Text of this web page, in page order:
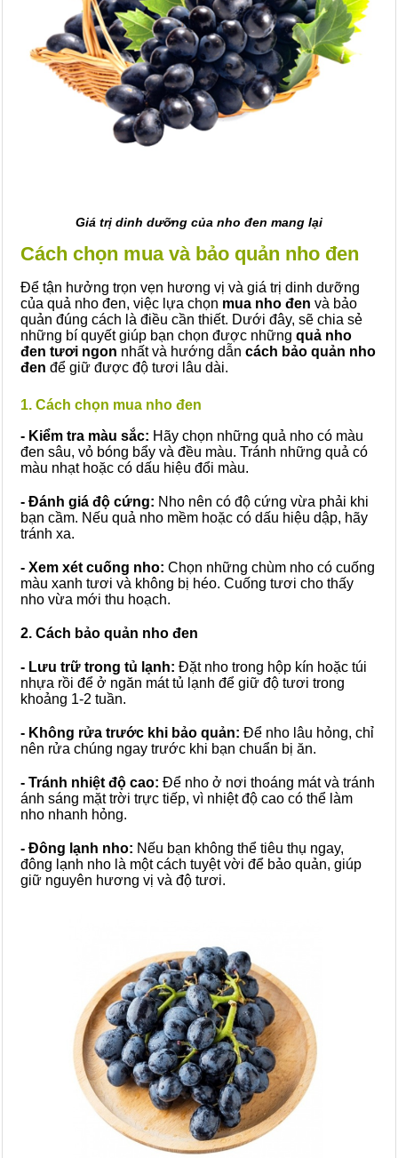
Giá trị dinh dưỡng của nho đen mang lại
Cách chọn mua và bảo quản nho đen
Để tận hưởng trọn vẹn hương vị và giá trị dinh dưỡng
của quả nho đen, việc lựa chọn mua nho đen và bảo
quản đúng cách là điều cần thiết. Dưới đây, sẽ chia sẻ
những bí quyết giúp bạn chọn được những quả nho
đen tươi ngon nhất và hướng dẫn cách bảo quản nho
đen để giữ được độ tươi lâu dài.
1. Cách chọn mua nho đen
- Kiểm tra màu sắc: Hãy chọn những quả nho có màu
đen sâu, vỏ bóng bẩy và đều màu. Tránh những quả có
màu nhạt hoặc có dấu hiệu đổi màu.
- Đánh giá độ cứng: Nho nên có độ cứng vừa phải khi
bạn cầm. Nếu quả nho mềm hoặc có dấu hiệu dập, hãy
tránh xa.
- Xem xét cuống nho: Chọn những chùm nho có cuống
màu xanh tươi và không bị héo. Cuống tươi cho thấy
nho vừa mới thu hoạch.
2. Cách bảo quản nho đen
- Lưu trữ trong tủ lạnh: Đặt nho trong hộp kín hoặc túi
nhựa rồi để ở ngăn mát tủ lạnh để giữ độ tươi trong
khoảng 1-2 tuần.
- Không rửa trước khi bảo quản: Để nho lâu hỏng, chỉ
nên rửa chúng ngay trước khi bạn chuẩn bị ăn.
- Tránh nhiệt độ cao: Để nho ở nơi thoáng mát và tránh
ánh sáng mặt trời trực tiếp, vì nhiệt độ cao có thể làm
nho nhanh hỏng.
- Đông lạnh nho: Nếu bạn không thể tiêu thụ ngay,
đông lạnh nho là một cách tuyệt vời để bảo quản, giúp
giữ nguyên hương vị và độ tươi.